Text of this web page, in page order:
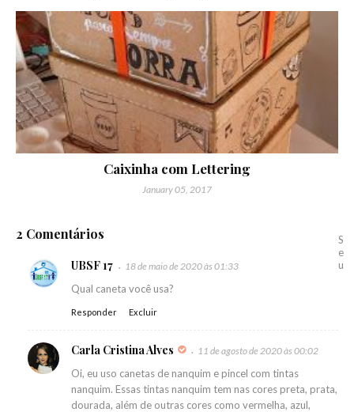
Caixinha com Lettering
January 05, 2017
2 Comentários
UBSF 17 18 de maio de 2020 às 01:33
Qual caneta você usa?
Responder Excluir
Carla Cristina Alves 11 de agosto de 2020 às 00:02
Oi, eu uso canetas de nanquim e pincel com tintas
nanquim. Essas tintas nanquim tem nas cores preta, prata,
dourada, além de outras cores como vermelha, azul,
S
e
u